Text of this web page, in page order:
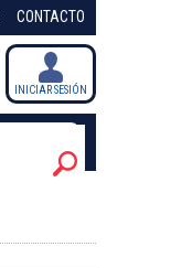
INICIAR SESIÓN
CONTACTO